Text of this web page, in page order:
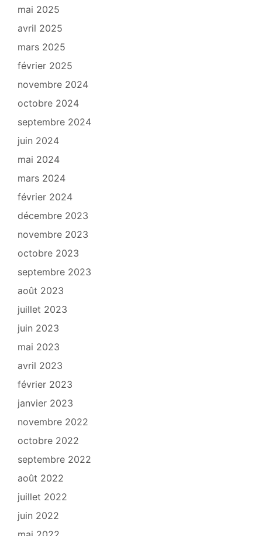
mai 2025
avril 2025
mars 2025
février 2025
novembre 2024
octobre 2024
septembre 2024
juin 2024
mai 2024
mars 2024
février 2024
décembre 2023
novembre 2023
octobre 2023
septembre 2023
août 2023
juillet 2023
juin 2023
mai 2023
avril 2023
février 2023
janvier 2023
novembre 2022
octobre 2022
septembre 2022
août 2022
juillet 2022
juin 2022